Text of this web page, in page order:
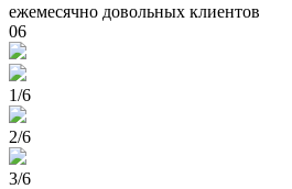
ежемесячно довольных клиентов
06
1/6
2/6
3/6